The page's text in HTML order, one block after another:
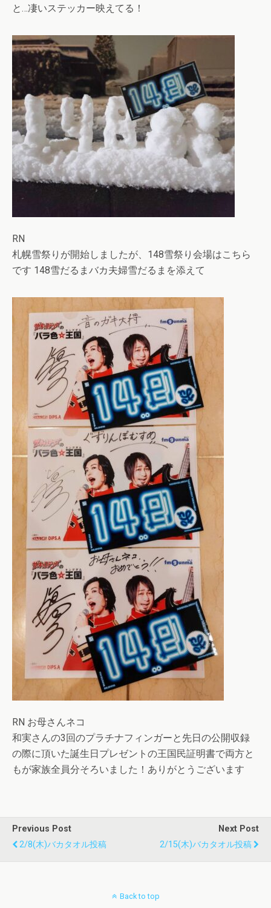
と…凄いステッカー映えてる！
RN
札幌雪祭りが開始しましたが、148雪祭り会場はこちら
です 148雪だるまバカ夫婦雪だるまを添えて
RN お母さんネコ
和実さんの3回のプラチナフィンガーと先日の公開収録
の際に頂いた誕生日プレゼントの王国民証明書で両方と
もが家族全員分そろいました！ありがとうございます
Previous Post
2/8(木)バカタオル投稿
Next Post
2/15(木)バカタオル投稿
Back to top